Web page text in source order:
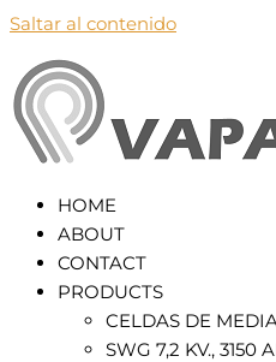
Saltar al contenido
VapaVen
HOME
ABOUT
CONTACT
PRODUCTS
CELDAS DE
SWG 7,2 KV., 3150